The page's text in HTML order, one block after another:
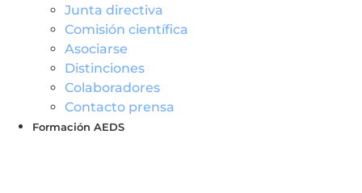
Junta directiva
Comisión científica
Asociarse
Distinciones
Colaboradores
Contacto prensa
Formación AEDS